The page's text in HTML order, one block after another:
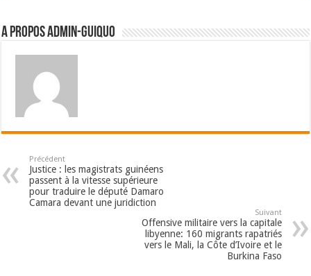
A propos admin-guiquo
Précédent
Justice : les magistrats guinéens
passent à la vitesse supérieure
pour traduire le député Damaro
Camara devant une juridiction
Suivant
Offensive militaire vers la capitale
libyenne: 160 migrants rapatriés
vers le Mali, la Côte d’Ivoire et le
Burkina Faso